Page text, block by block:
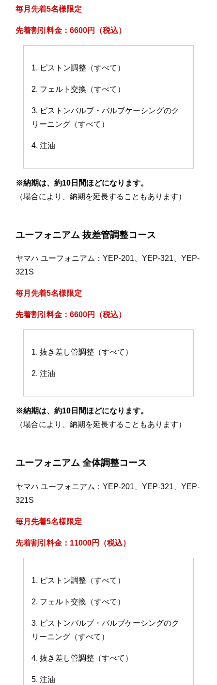
毎月先着5名様限定
先着割引料金：6600円（税込）
1. ピストン調整（すべて）
2. フェルト交換（すべて）
3. ピストンバルブ・バルブケーシングのク
リーニング（すべて）
4. 注油
※納期は、約10日間ほどになります。
（場合により、納期を延長することもあります）
ユーフォニアム 抜差管調整コース
ヤマハ ユーフォニアム：YEP-201、YEP-321、YEP-
321S
毎月先着5名様限定
先着割引料金：6600円（税込）
1. 抜き差し管調整（すべて）
2. 注油
※納期は、約10日間ほどになります。
（場合により、納期を延長することもあります）
ユーフォニアム 全体調整コース
ヤマハ ユーフォニアム：YEP-201、YEP-321、YEP-
321S
毎月先着5名様限定
先着割引料金：11000円（税込）
1. ピストン調整（すべて）
2. フェルト交換（すべて）
3. ピストンバルブ・バルブケーシングのク
リーニング（すべて）
4. 抜き差し管調整（すべて）
5. 注油